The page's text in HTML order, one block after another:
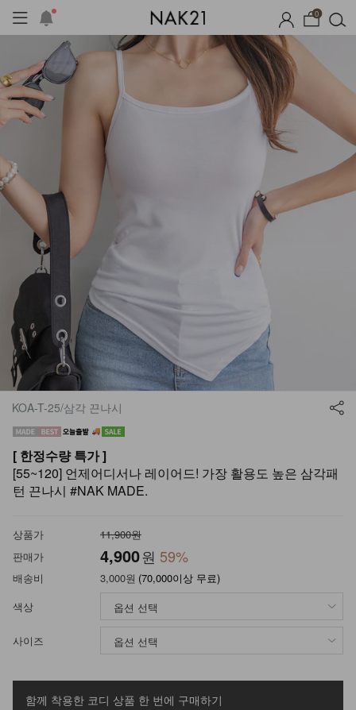
0
트 자체제작 여름 잠옷 장마템 기획전
KOA-T-25/삼각 끈나시
[ 한정수량 특가 ]
[55~120] 언제어디서나 레이어드! 가장 활용도 높은 삼각패
턴 끈나시 #NAK MADE.
상품가
11,900원
판매가
4,900원 59%
배송비 3,000원 (70,000이상 무료)
색상
사이즈
함께 착용한 코디 상품 한 번에 구매하기